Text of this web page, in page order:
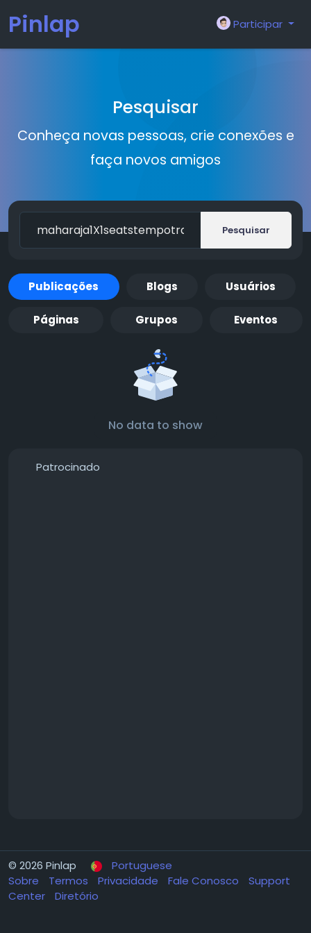
Pinlap Participar
Pesquisar
Conheça novas pessoas, crie conexões e
faça novos amigos
Pesquisar
Publicações Blogs Usuários
Páginas Grupos Eventos
No data to show
Patrocinado
© 2026 Pinlap
Portuguese
Sobre
Termos Privacidade Fale Conosco
Support
Center
Diretório